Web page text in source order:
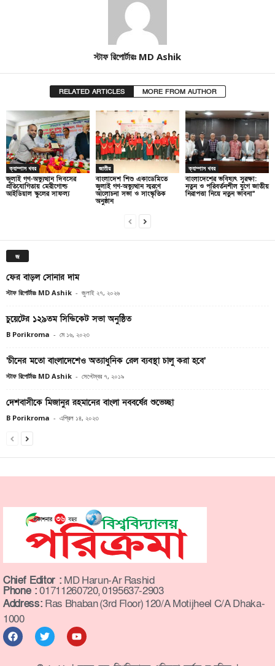
স্টাফ রিপোর্টারঃ MD Ashik
RELATED ARTICLES MORE FROM AUTHOR
ক্যাম্পাস খবর
জুলাই গণ-অভ্যুত্থান দিবসের
প্রতিযোগিতায় মেরীগোল্ড
আইডিয়াল স্কুলের সাফল্য
জাতীয়
বাংলাদেশ শিশু একাডেমিতে
জুলাই গণ-অভ্যুত্থান স্মরণে
আলোচনা সভা ও সাংস্কৃতিক
অনুষ্ঠান
ক্যাম্পাস খবর
বাংলাদেশের ভবিষ্যৎ সুরক্ষা:
নতুন ও পরিবর্তনশীল যুগে জাতীয়
নিরাপত্তা নিয়ে নতুন ভাবনা”
জ
ফের বাড়ল সোনার দাম
স্টাফ রিপোর্টারঃ MD Ashik - জুলাই ২৭, ২০২৬
চুয়েটের ১২৯তম সিন্ডিকেট সভা অনুষ্ঠিত
B Porikroma - মে ১৬, ২০২৩
‘চীনের মতো বাংলাদেশেও অত্যাধুনিক রেল ব্যবস্থা চালু করা হবে’
স্টাফ রিপোর্টারঃ MD Ashik - সেপ্টেম্বর ৭, ২০১৯
দেশবাসীকে মিজানুর রহমানের বাংলা নববর্ষের শুভেচ্ছা
B Porikroma - এপ্রিল ১৪, ২০২৩
Chief Editor : MD Harun-Ar Rashid
Phone :01711260720, 0195637-2903
Address: Ras Bhaban (3rd Floor) 120/A Motijheel C/A Dhaka-
1000